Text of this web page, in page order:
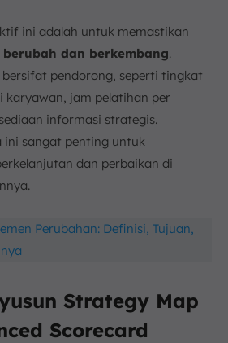
ini adalah untuk memastikan
dan berkembang.
pendorong, seperti tingkat
karyawan, jam pelatihan per
informasi strategis.
ini sangat penting untuk
dan perbaikan di
Perubahan: Definisi, Tujuan,
Strategy Map
Scorecard